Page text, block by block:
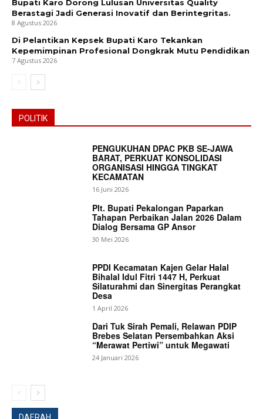
News Week
Magazine PRO
Bupati Karo Dorong Lulusan Universitas Quality
Berastagi Jadi Generasi Inovatif dan Berintegritas.
8 Agustus 2026
Di Pelantikan Kepsek Bupati Karo Tekankan
Kepemimpinan Profesional Dongkrak Mutu Pendidikan
7 Agustus 2026
POLITIK
PENGUKUHAN DPAC PKB SE-JAWA
BARAT, PERKUAT KONSOLIDASI
ORGANISASI HINGGA TINGKAT
KECAMATAN
16 Juni 2026
Plt. Bupati Pekalongan Paparkan
Tahapan Perbaikan Jalan 2026 Dalam
Dialog Bersama GP Ansor
30 Mei 2026
PPDI Kecamatan Kajen Gelar Halal
Bihalal Idul Fitri 1447 H, Perkuat
Silaturahmi dan Sinergitas Perangkat
Desa
1 April 2026
Dari Tuk Sirah Pemali, Relawan PDIP
Brebes Selatan Persembahkan Aksi
“Merawat Pertiwi” untuk Megawati
24 Januari 2026